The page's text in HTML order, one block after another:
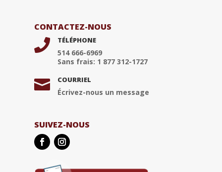
CONTACTEZ-NOUS
 TÉLÉPHONE
514 666-6969
Sans frais: 1 877 312-1727
 COURRIEL
Écrivez-nous un message
SUIVEZ-NOUS